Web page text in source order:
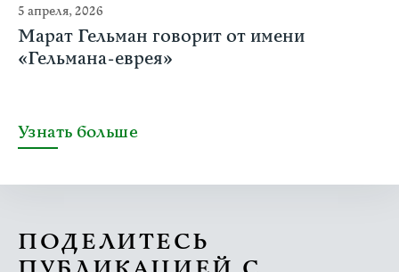
5 апреля, 2026
Марат Гельман говорит от имени
«Гельмана-еврея»
Узнать больше
ПОДЕЛИТЕСЬ